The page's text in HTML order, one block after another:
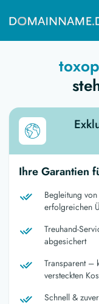
Ihre Garantien
Begleitung
erfolgreichen
Treuhand-
abgesichert
Transparent –
versteckten
Schnell &